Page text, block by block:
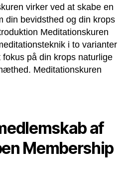
virker ved at skabe en
din bevidsthed og din krops
Meditationskuren
i to varianter
på din krops naturlige
Meditationskuren
af
Membership